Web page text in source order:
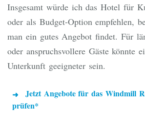
Insgesamt würde ich das Hotel für
oder als Budget-Option empfehlen,
man ein gutes Angebot findet. Für
oder anspruchsvollere Gäste könnte
Unterkunft geeigneter sein.
Jetzt Angebote für das Windmill
prüfen*